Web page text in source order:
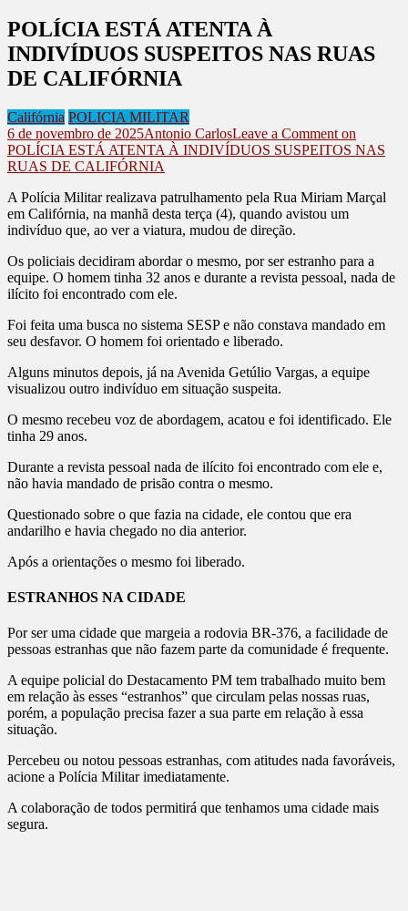
POLÍCIA ESTÁ ATENTA À
INDIVÍDUOS SUSPEITOS NAS RUAS
DE CALIFÓRNIA
Califórnia POLICIA MILITAR
6 de novembro de 2025Antonio CarlosLeave a Comment on
POLÍCIA ESTÁ ATENTA À INDIVÍDUOS SUSPEITOS NAS
RUAS DE CALIFÓRNIA
A Polícia Militar realizava patrulhamento pela Rua Miriam Marçal
em Califórnia, na manhã desta terça (4), quando avistou um
indivíduo que, ao ver a viatura, mudou de direção.
Os policiais decidiram abordar o mesmo, por ser estranho para a
equipe. O homem tinha 32 anos e durante a revista pessoal, nada de
ilícito foi encontrado com ele.
Foi feita uma busca no sistema SESP e não constava mandado em
seu desfavor. O homem foi orientado e liberado.
Alguns minutos depois, já na Avenida Getúlio Vargas, a equipe
visualizou outro indivíduo em situação suspeita.
O mesmo recebeu voz de abordagem, acatou e foi identificado. Ele
tinha 29 anos.
Durante a revista pessoal nada de ilícito foi encontrado com ele e,
não havia mandado de prisão contra o mesmo.
Questionado sobre o que fazia na cidade, ele contou que era
andarilho e havia chegado no dia anterior.
Após a orientações o mesmo foi liberado.
ESTRANHOS NA CIDADE
Por ser uma cidade que margeia a rodovia BR-376, a facilidade de
pessoas estranhas que não fazem parte da comunidade é frequente.
A equipe policial do Destacamento PM tem trabalhado muito bem
em relação às esses “estranhos” que circulam pelas nossas ruas,
porém, a população precisa fazer a sua parte em relação à essa
situação.
Percebeu ou notou pessoas estranhas, com atitudes nada favoráveis,
acione a Polícia Militar imediatamente.
A colaboração de todos permitirá que tenhamos uma cidade mais
segura.